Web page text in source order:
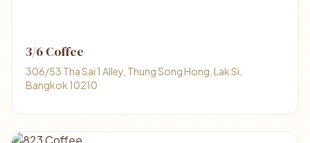
3/6 Coffee
306/53 Tha Sai 1 Alley, Thung Song Hong, Lak Si,
Bangkok 10210